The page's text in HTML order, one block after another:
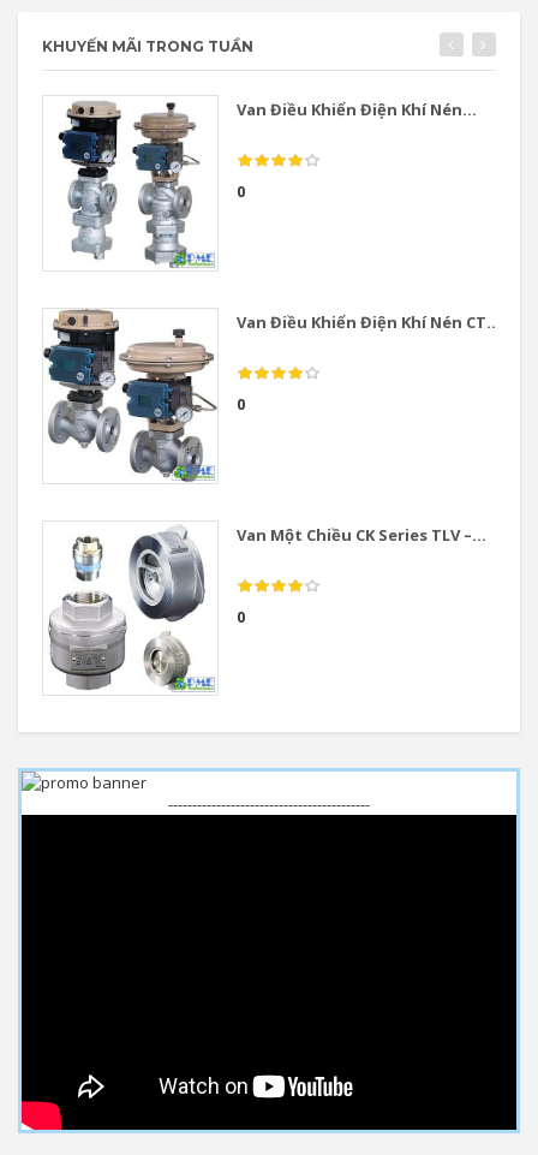
KHUYẾN MÃI TRONG TUẦN
Van Điều Khiển Điện Khí Nén...
0
Van Điều Khiển Điện Khí Nén CT...
0
Van Một Chiều CK Series TLV –...
0
------------------------------------------